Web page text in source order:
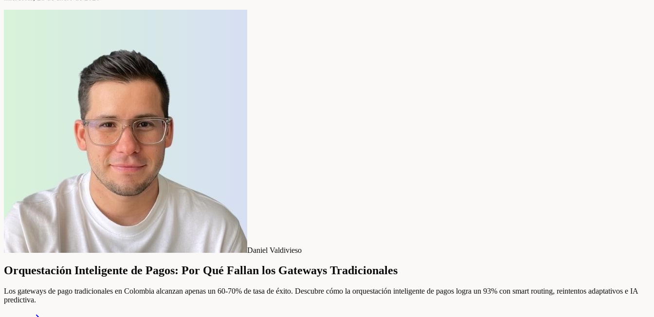
Daniel Valdivieso
Orquestación Inteligente de Pagos: Por Qué Fallan los Gateways Tradicionales
Los gateways de pago tradicionales en Colombia alcanzan apenas un 60-70% de tasa de éxito. Descubre cómo la orquestación inteligente de pagos logra un 93% con smart routing, reintentos adaptativos e IA
predictiva.